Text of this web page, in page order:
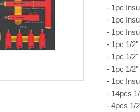
- 1pc
- 1pc
- 1pc
- 1pc 1/
- 1pc 1/
- 1pc 1/
- 1pc
- 14pcs
- 4pcs 1/